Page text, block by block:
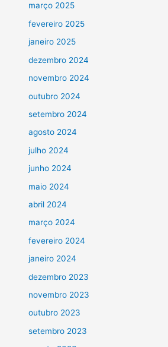
março 2025
fevereiro 2025
janeiro 2025
dezembro 2024
novembro 2024
outubro 2024
setembro 2024
agosto 2024
julho 2024
junho 2024
maio 2024
abril 2024
março 2024
fevereiro 2024
janeiro 2024
dezembro 2023
novembro 2023
outubro 2023
setembro 2023